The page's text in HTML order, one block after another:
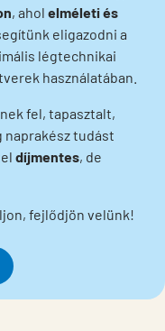
, ahol elméleti és
eligazodni a
légtechnikai
használatában.
fel, tapasztalt,
tudást
díjmentes, de
fejlődjön velünk!